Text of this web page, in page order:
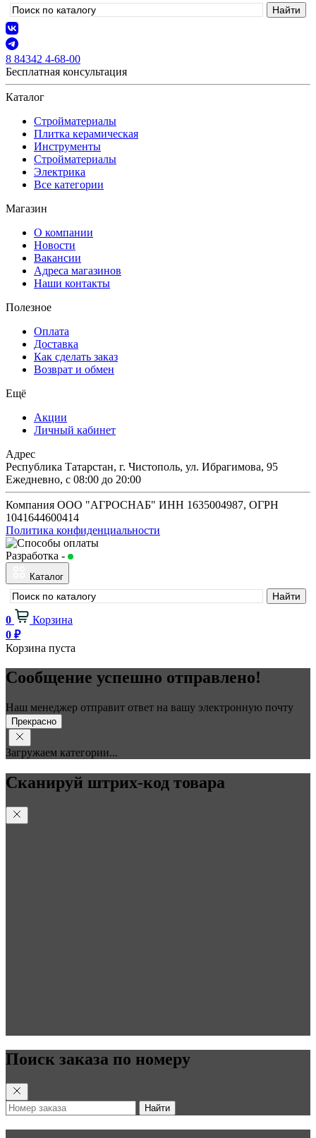
8 84342 4-68-00
Бесплатная консультация
Каталог
Стройматериалы
Плитка керамическая
Инструменты
Стройматериалы
Электрика
Все категории
Магазин
О компании
Новости
Вакансии
Адреса магазинов
Наши контакты
Полезное
Оплата
Доставка
Как сделать заказ
Возврат и обмен
Ещё
Акции
Личный кабинет
Адрес
Республика Татарстан, г. Чистополь, ул. Ибрагимова, 95
Ежедневно, с 08:00 до 20:00
Компания ООО "АГРОСНАБ" ИНН 1635004987, ОГРН
1041644600414
Политика конфиденциальности
Разработка -
Каталог
0
Корзина
0 ₽
Корзина пуста
Сообщение успешно отправлено!
Наш менеджер отправит ответ на вашу электронную почту
Прекрасно
Загружаем категории...
Сканируй штрих-код товара
Поиск заказа по номеру
Найти